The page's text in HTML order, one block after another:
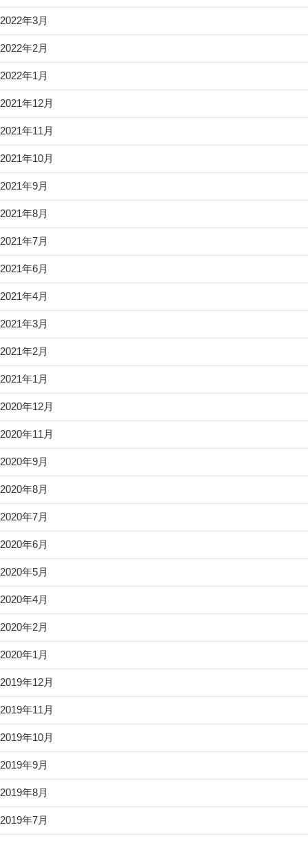
2022年3月
2022年2月
2022年1月
2021年12月
2021年11月
2021年10月
2021年9月
2021年8月
2021年7月
2021年6月
2021年4月
2021年3月
2021年2月
2021年1月
2020年12月
2020年11月
2020年9月
2020年8月
2020年7月
2020年6月
2020年5月
2020年4月
2020年2月
2020年1月
2019年12月
2019年11月
2019年10月
2019年9月
2019年8月
2019年7月